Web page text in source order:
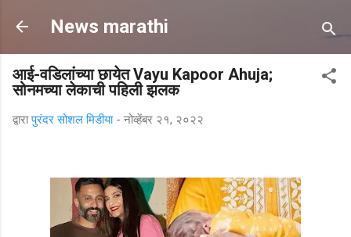
मुख्य सामग्रीवर वगळा
News marathi
आई-वडिलांच्या छायेत Vayu Kapoor Ahuja;
सोनमच्या लेकाची पहिली झलक
द्वारापुरंदर सोशल मिडीया - नोव्हेंबर २१, २०२२